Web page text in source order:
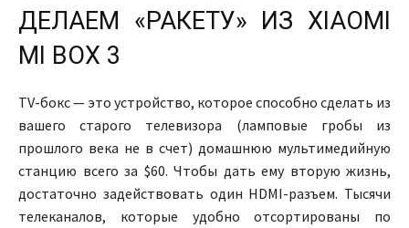
ДЕЛАЕМ «РАКЕТУ» ИЗ XIAOMI
MI BOX 3
TV-бокс — это устройство, которое способно сделать из
вашего старого телевизора (ламповые гробы из
прошлого века не в счет) домашнюю мультимедийную
станцию всего за $60. Чтобы дать ему вторую жизнь,
достаточно задействовать один HDMI-разъем. Тысячи
телеканалов, которые удобно отсортированы по